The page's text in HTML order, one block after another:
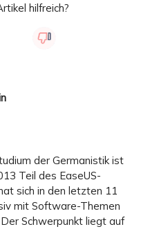
hilfreich?
der Germanistik ist
Teil des EaseUS-
sich in den letzten 11
mit Software-Themen
Schwerpunkt liegt auf